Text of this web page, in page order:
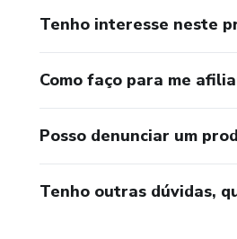
Tenho interesse neste
Como faço para me
Posso denunciar um
Tenho outras dúvidas,